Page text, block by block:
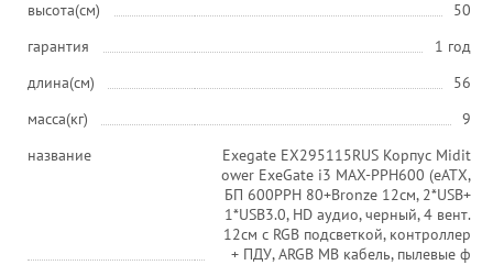
высота(см)
50
гарантия
1 год
длина(см)
56
масса(кг)
9
название
Exegate EX295115RUS Корпус Midit
ower ExeGate i3 MAX-PPH600 (eATX,
БП 600PPH 80+Bronze 12см, 2*USB+
1*USB3.0, HD аудио, черный, 4 вент.
12см с RGB подсветкой, контроллер
+ ПДУ, ARGB MB кабель, пылевые ф